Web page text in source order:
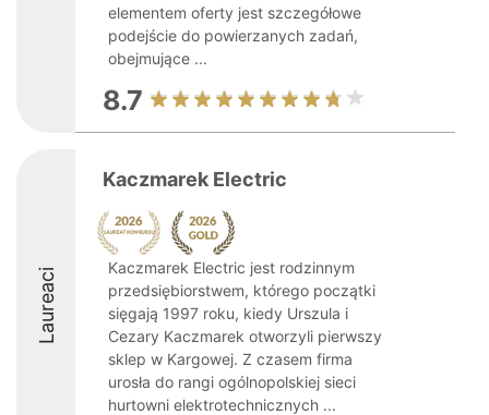
elementem oferty jest szczegółowe
podejście do powierzanych zadań,
obejmujące ...
8.7
Laureaci
Kaczmarek Electric
Kaczmarek Electric jest rodzinnym
przedsiębiorstwem, którego początki
sięgają 1997 roku, kiedy Urszula i
Cezary Kaczmarek otworzyli pierwszy
sklep w Kargowej. Z czasem firma
urosła do rangi ogólnopolskiej sieci
hurtowni elektrotechnicznych ...